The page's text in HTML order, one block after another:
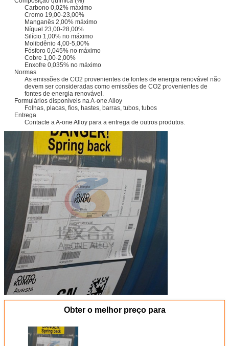
Carbono 0,02% máximo
Cromo 19,00-23,00%
Manganês 2,00% máximo
Níquel 23,00-28,00%
Silício 1,00% no máximo
Molibdênio 4,00-5,00%
Fósforo 0,045% no máximo
Cobre 1,00-2,00%
Enxofre 0,035% no máximo
Normas
As emissões de CO2 provenientes de fontes de energia renovável não
devem ser consideradas como emissões de CO2 provenientes de
fontes de energia renovável.
Formulários disponíveis na A-one Alloy
Folhas, placas, fios, hastes, barras, tubos, tubos
Entrega
Contacte a A-one Alloy para a entrega de outros produtos.
Obter o melhor preço para